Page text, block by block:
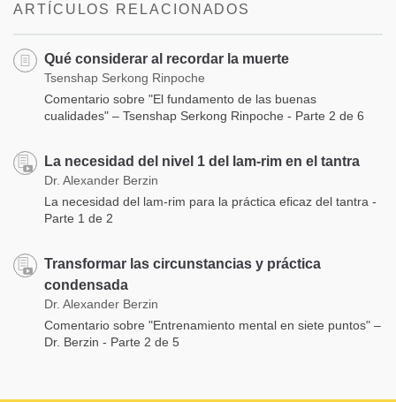
ARTÍCULOS RELACIONADOS
Qué considerar al recordar la muerte
Tsenshap Serkong Rinpoche
Comentario sobre "El fundamento de las buenas
cualidades" – Tsenshap Serkong Rinpoche - Parte 2 de 6
La necesidad del nivel 1 del lam-rim en el tantra
Dr. Alexander Berzin
La necesidad del lam-rim para la práctica eficaz del tantra -
Parte 1 de 2
Transformar las circunstancias y práctica
condensada
Dr. Alexander Berzin
Comentario sobre "Entrenamiento mental en siete puntos" –
Dr. Berzin - Parte 2 de 5